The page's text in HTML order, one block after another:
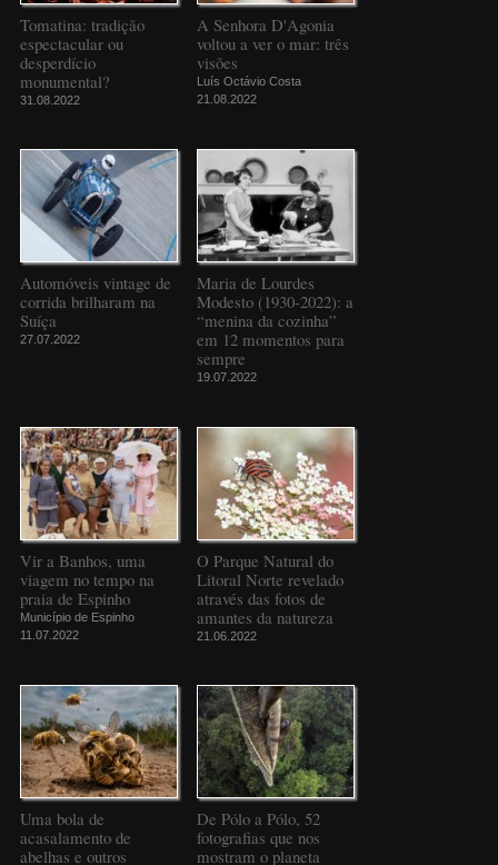
Tomatina: tradição
espectacular ou
desperdício
monumental?
31.08.2022
A Senhora D'Agonia
voltou a ver o mar: três
visões
Luís Octávio Costa
21.08.2022
Automóveis vintage de
corrida brilharam na
Suíça
27.07.2022
Maria de Lourdes
Modesto (1930-2022): a
“menina da cozinha”
em 12 momentos para
sempre
19.07.2022
Vir a Banhos, uma
viagem no tempo na
praia de Espinho
Município de Espinho
11.07.2022
O Parque Natural do
Litoral Norte revelado
através das fotos de
amantes da natureza
21.06.2022
Uma bola de
acasalamento de
abelhas e outros
De Pólo a Pólo, 52
fotografias que nos
mostram o planeta